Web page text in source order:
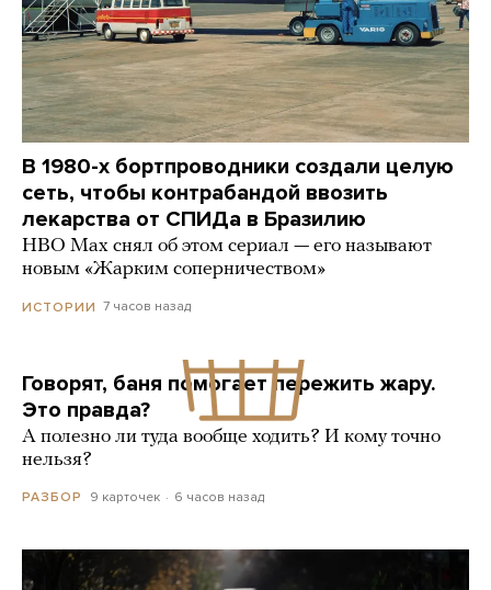
В 1980-х бортпроводники создали целую
сеть, чтобы контрабандой ввозить
лекарства от СПИДа в Бразилию
HBO Max снял об этом сериал — его называют
новым «Жарким соперничеством»
ИСТОРИИ 7 часов назад
Говорят, баня помогает пережить жару.
Это правда?
А полезно ли туда вообще ходить? И кому точно
нельзя?
РАЗБОР 9 карточек 6 часов назад